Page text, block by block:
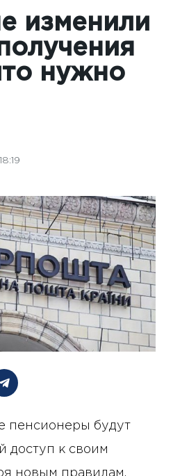
изменили
нужно
пенсионеры будут
доступ к своим
новым правилам,